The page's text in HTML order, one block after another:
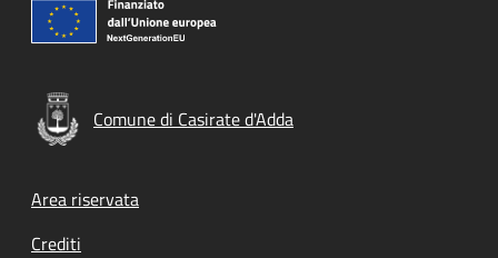
Comune di Casirate d'Adda
Footer menu
Area riservata
Crediti